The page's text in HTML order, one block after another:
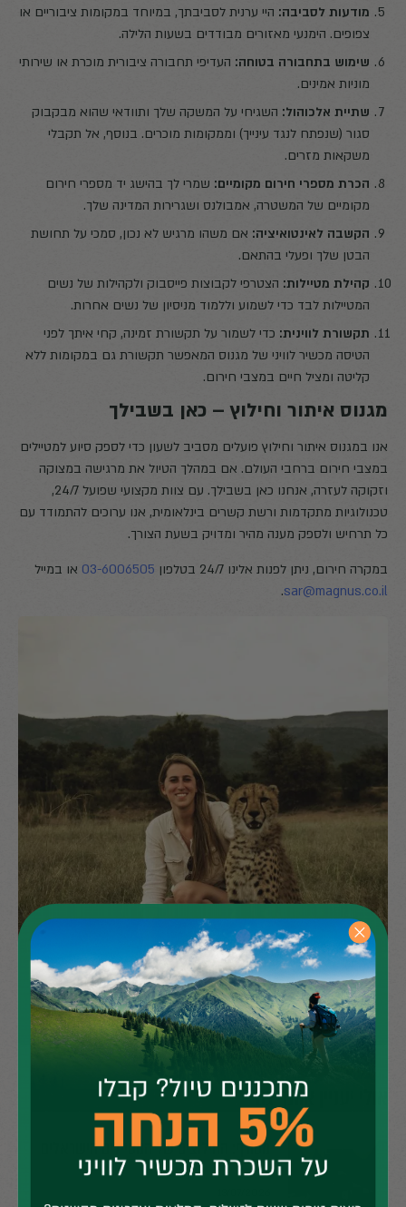
מודעות לסביבה: היי ערנית לסביבתך, במיוחד במקומות ציבוריים או
צפופים. הימנעי מאזורים מבודדים בשעות הלילה.
שימוש בתחבורה בטוחה: העדיפי תחבורה ציבורית מוכרת או שירותי
מוניות אמינים.
שתיית אלכוהול: השגיחי על המשקה שלך ותוודאי שהוא מבקבוק
סגור (שנפתח לנגד עינייך) וממקומות מוכרים. בנוסף, אל תקבלי
משקאות מזרים.
הכרת מספרי חירום מקומיים: שמרי לך בהישג יד מספרי חירום
מקומיים של המשטרה, אמבולנס ושגרירות המדינה שלך.
הקשבה לאינטואיציה: אם משהו מרגיש לא נכון, סמכי על תחושת
הבטן שלך ופעלי בהתאם.
קהילת מטיילות: הצטרפי לקבוצות פייסבוק ולקהילות של נשים
המטיילות לבד כדי לשמוע וללמוד מניסיון של נשים אחרות.
תקשורת לווינית: כדי לשמור על תקשורת זמינה, קחי איתך לפני
הטיסה מכשיר לוויני של מגנוס המאפשר תקשורת גם במקומות ללא
קליטה ומציל חיים במצבי חירום.
מגנוס איתור וחילוץ – כאן בשבילך
אנו במגנוס איתור וחילוץ פועלים מסביב לשעון כדי לספק סיוע למטיילים
במצבי חירום ברחבי העולם. אם במהלך הטיול את מרגישה במצוקה
וזקוקה לעזרה, אנחנו כאן בשבילך. עם צוות מקצועי שפועל 24/7,
טכנולוגיות מתקדמות ורשת קשרים בינלאומית, אנו ערוכים להתמודד עם
כל תרחיש ולספק מענה מהיר ומדויק בשעת הצורך.
במקרה חירום, ניתן לפנות אלינו 24/7 בטלפון 03-6006505 או במייל
sar@magnus.co.il
.
אולי יעניין אותך גם
מטורף: החילוצים של המטיילים הישראלים
בחו"ל